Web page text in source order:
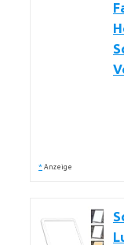
* Anzeige